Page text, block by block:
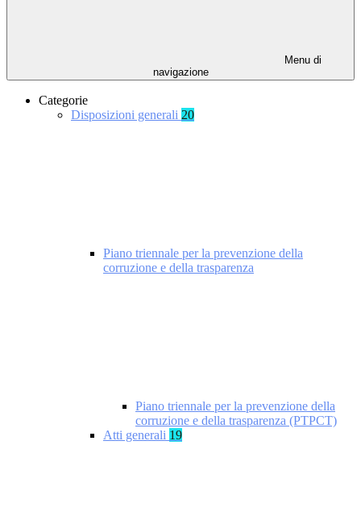
Menu di
navigazione
Categorie
Disposizioni generali 20
Piano triennale per la prevenzione della
corruzione e della trasparenza
Piano triennale per la prevenzione della
corruzione e della trasparenza (PTPCT)
Atti generali 19